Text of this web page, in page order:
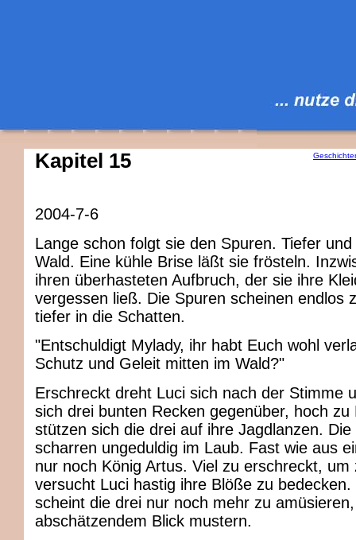
Kapitel 15
2004-7-6
Lange schon folgt sie den Spuren. Tiefer
Wald. Eine kühle Brise läßt sie frösteln.
ihren überhasteten Aufbruch, der sie ihre
vergessen ließ. Die Spuren scheinen endlos
tiefer in die Schatten.
"Entschuldigt Mylady, ihr habt Euch wohl
Schutz und Geleit mitten im Wald?"
Erschreckt dreht Luci sich nach der Stimme
sich drei bunten Recken gegenüber, hoch zu
stützen sich die drei auf ihre Jagdlanzen. Die
scharren ungeduldig im Laub. Fast wie aus
nur noch König Artus. Viel zu erschreckt, um
versucht Luci hastig ihre Blöße zu bedecken.
scheint die drei nur noch mehr zu
abschätzendem Blick mustern.